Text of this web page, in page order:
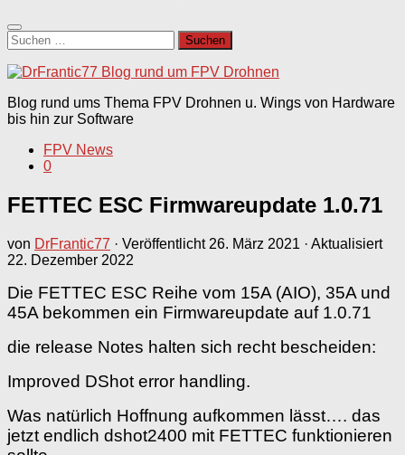
Suchen
nach:
Blog rund ums Thema FPV Drohnen u. Wings von Hardware
bis hin zur Software
FPV News
0
FETTEC ESC Firmwareupdate 1.0.71
von DrFrantic77 · Veröffentlicht 26. März 2021 · Aktualisiert
22. Dezember 2022
Die FETTEC ESC Reihe vom 15A (AIO), 35A und
45A bekommen ein Firmwareupdate auf 1.0.71
die release Notes halten sich recht bescheiden:
Improved DShot error handling.
Was natürlich Hoffnung aufkommen lässt…. das
jetzt endlich dshot2400 mit FETTEC funktionieren